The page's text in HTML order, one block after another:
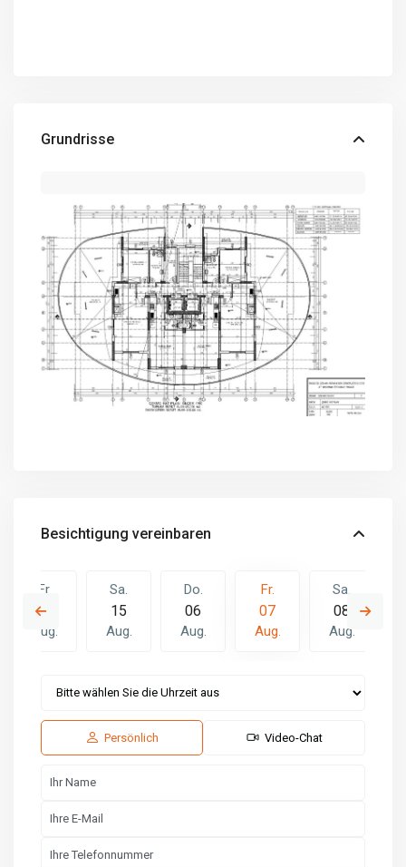
Grundrisse
Besichtigung vereinbaren
Fr.
14
Aug.
Sa.
15
Aug.
Do.
06
Aug.
Fr.
07
Aug.
Sa.
08
Aug.
Fr.
Aug.
Sa.
Persönlich Video-Chat